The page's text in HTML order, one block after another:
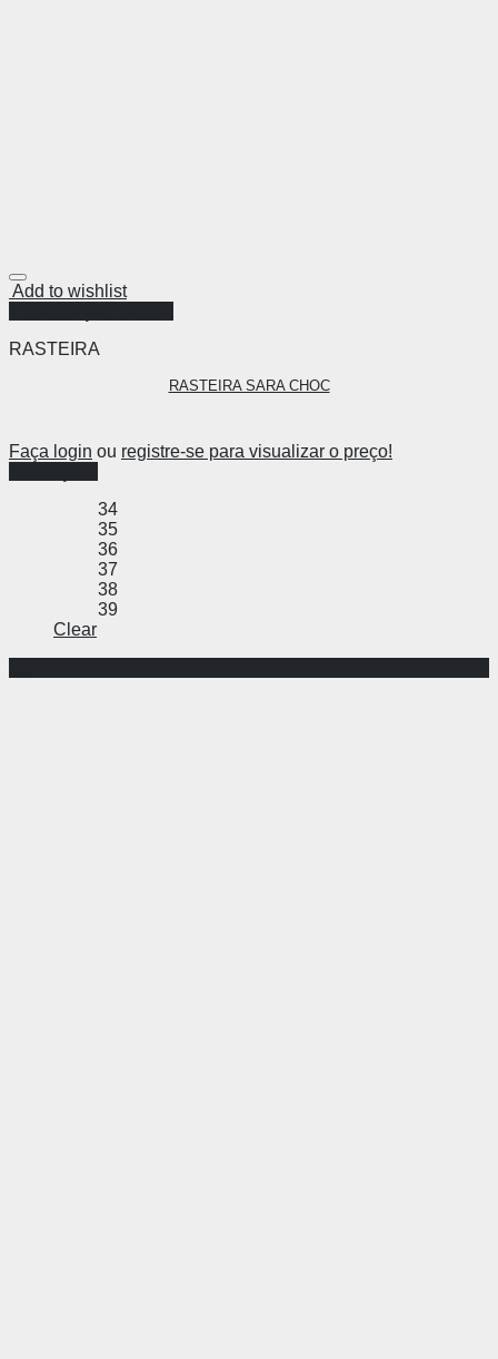
Add to wishlist
RASTEIRA
RASTEIRA SARA CHOC
Faça login ou registre-se para visualizar o preço!
34
35
36
37
38
39
Clear